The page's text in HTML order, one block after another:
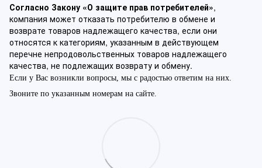
Согласно Закону «О защите прав потребителей»,
компания может отказать потребителю в обмене и
возврате товаров надлежащего качества, если они
относятся к категориям, указанным в действующем
перечне непродовольственных товаров надлежащего
качества, не подлежащих возврату и обмену.
Если у Вас возникли вопросы, мы с радостью ответим на них.
Звоните по указанным номерам на сайте.